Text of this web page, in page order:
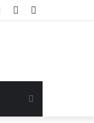
Rastgele
Kayıt